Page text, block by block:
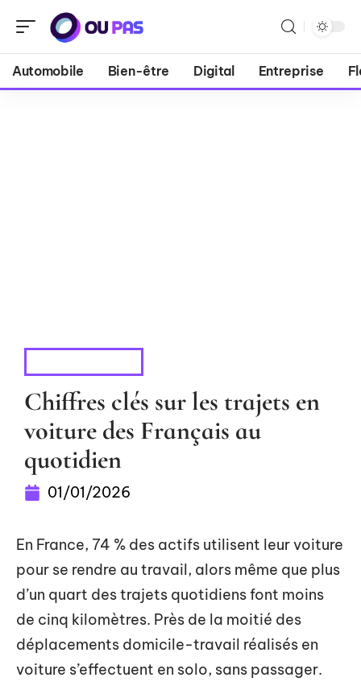
Automobile Bien-être Digital Entreprise
Chiffres clés sur les trajets en
voiture des Français au
quotidien
01/01/2026
En France, 74 % des actifs utilisent leur voiture
pour se rendre au travail, alors même que plus
d’un quart des trajets quotidiens font moins
de cinq kilomètres. Près de la moitié des
déplacements domicile-travail réalisés en
voiture s’effectuent en solo, sans passager.